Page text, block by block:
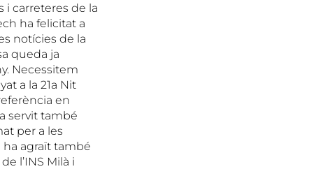
i carreteres de la
ha felicitat a
notícies de la
queda ja
Necessitem
a la 21a Nit
en
servit també
per a les
ha agraït també
l’INS Milà i